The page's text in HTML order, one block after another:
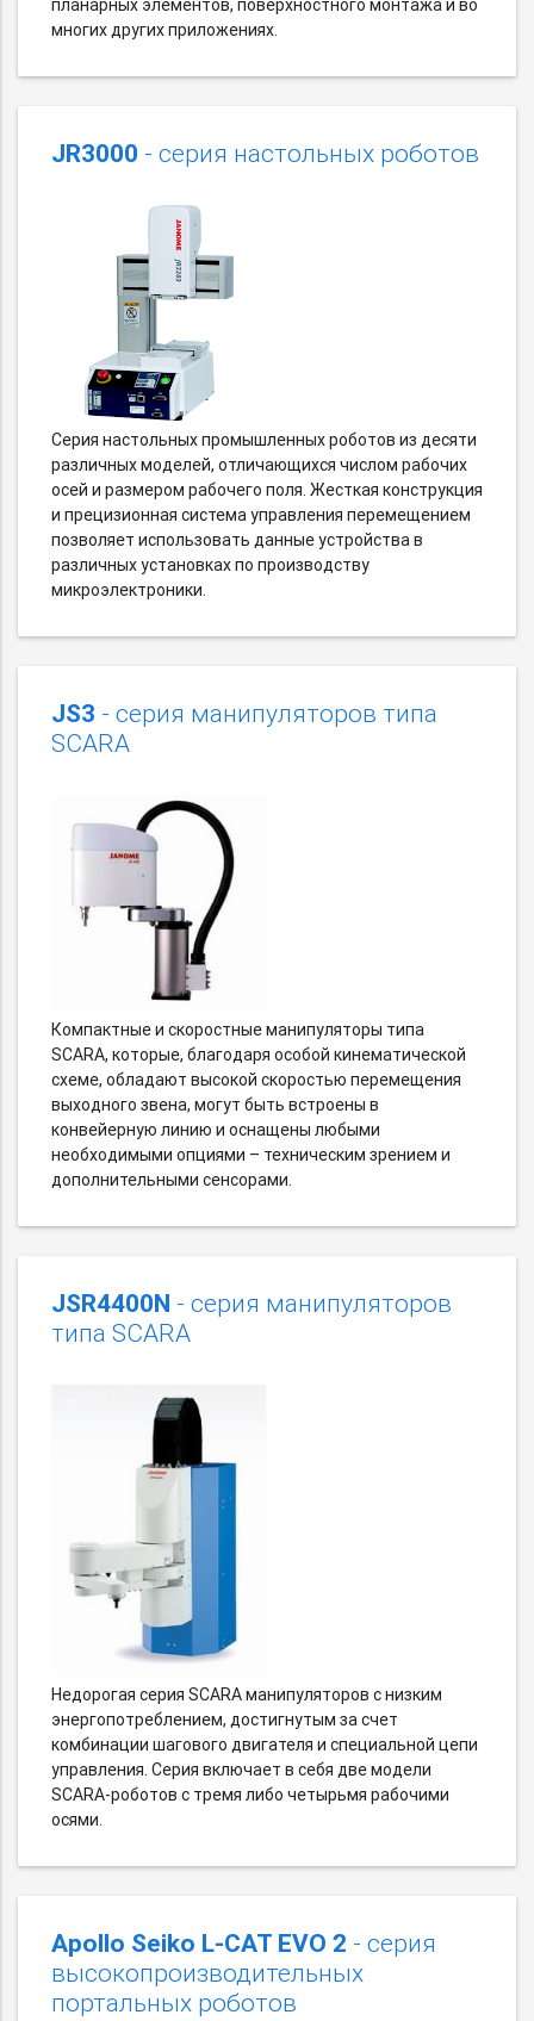
планарных элементов, поверхностного монтажа и во
многих других приложениях.
JR3000 - серия настольных роботов
Серия настольных промышленных роботов из десяти
различных моделей, отличающихся числом рабочих
осей и размером рабочего поля. Жесткая конструкция
и прецизионная система управления перемещением
позволяет использовать данные устройства в
различных установках по производству
микроэлектроники.
JS3 - серия манипуляторов типа
SCARA
Компактные и скоростные манипуляторы типа
SCARA, которые, благодаря особой кинематической
схеме, обладают высокой скоростью перемещения
выходного звена, могут быть встроены в
конвейерную линию и оснащены любыми
необходимыми опциями – техническим зрением и
дополнительными сенсорами.
JSR4400N - серия манипуляторов
типа SCARA
Недорогая серия SCARA манипуляторов с низким
энергопотреблением, достигнутым за счет
комбинации шагового двигателя и специальной цепи
управления. Серия включает в себя две модели
SCARA-роботов с тремя либо четырьмя рабочими
осями.
Apollo Seiko L-CAT EVO 2 - серия
высокопроизводительных
портальных роботов